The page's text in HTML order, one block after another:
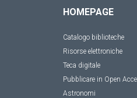
HOMEPAGE
Catalogo biblioteche
Risorse elettroniche
Teca digitale
Pubblicare in Open
Astronomi